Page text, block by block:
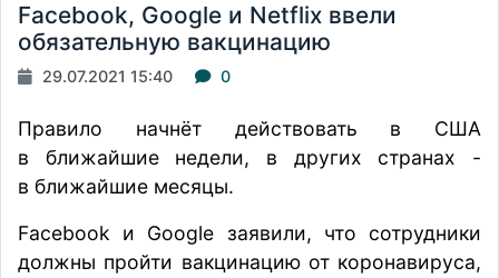
Facebook, Google и Netflix ввели
обязательную вакцинацию
29.07.2021 15:40 0
Правило начнёт действовать в США
в ближайшие недели, в других странах -
в ближайшие месяцы.
Facebook и Google заявили, что сотрудники
должны пройти вакцинацию от коронавируса,